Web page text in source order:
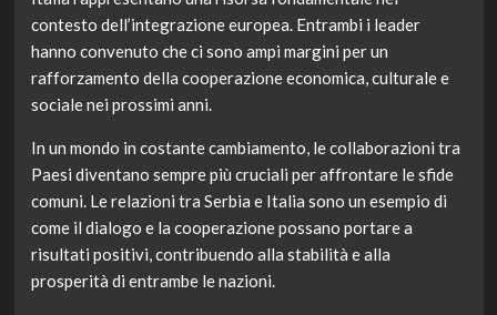
contesto dell’integrazione europea. Entrambi i leader
hanno convenuto che ci sono ampi margini per un
rafforzamento della cooperazione economica, culturale e
sociale nei prossimi anni.
In un mondo in costante cambiamento, le collaborazioni tra
Paesi diventano sempre più cruciali per affrontare le sfide
comuni. Le relazioni tra Serbia e Italia sono un esempio di
come il dialogo e la cooperazione possano portare a
risultati positivi, contribuendo alla stabilità e alla
prosperità di entrambe le nazioni.